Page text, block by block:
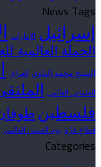
News Tags
إسرائيل الإمارات
الحملة العالمية
الشيخ محمد الناوي العراق
العلمائي العالمي
فلسطين
قطاع غزّة يوم القدس العالمي
Categories